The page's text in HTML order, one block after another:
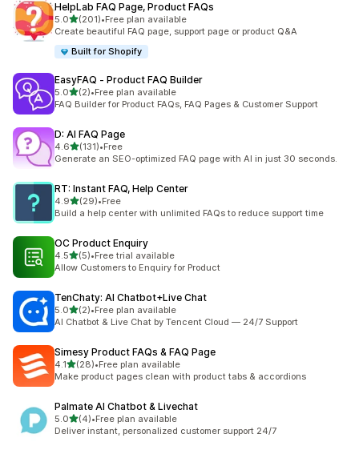
HelpLab FAQ Page, Product FAQs
5.0เต็ม 5 ดาว
(201)
ทั้งหมด 201 รีวิว
•Free plan available
Create beautiful FAQ page, support page or product Q&A
Built for Shopify
EasyFAQ ‑ Product FAQ Builder
5.0เต็ม 5 ดาว
(2)
ทั้งหมด 2 รีวิว
•Free plan available
FAQ Builder for Product FAQs, FAQ Pages & Customer Support
D: AI FAQ Page
4.6เต็ม 5 ดาว
(131)
ทั้งหมด 131 รีวิว
•Free
Generate an SEO-optimized FAQ page with AI in just 30 seconds.
RT: Instant FAQ, Help Center
4.9เต็ม 5 ดาว
(29)
ทั้งหมด 29 รีวิว
•Free
Build a help center with unlimited FAQs to reduce support time
OC Product Enquiry
4.5เต็ม 5 ดาว
(5)
ทั้งหมด 5 รีวิว
•Free trial available
Allow Customers to Enquiry for Product
TenChaty: AI Chatbot+Live Chat
5.0เต็ม 5 ดาว
(2)
ทั้งหมด 2 รีวิว
•Free plan available
AI Chatbot & Live Chat by Tencent Cloud — 24/7 Support
Simesy Product FAQs & FAQ Page
4.1เต็ม 5 ดาว
(28)
ทั้งหมด 28 รีวิว
•Free plan available
Make product pages clean with product tabs & accordions
Palmate AI Chatbot & Livechat
5.0เต็ม 5 ดาว
(4)
ทั้งหมด 4 รีวิว
•Free plan available
Deliver instant, personalized customer support 24/7